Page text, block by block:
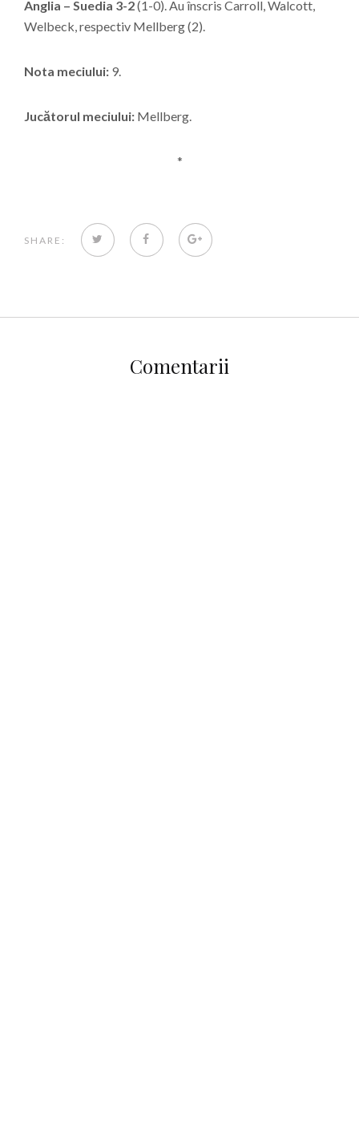
Anglia – Suedia 3-2(1-0). Au înscris Carroll, Walcott,
Welbeck, respectiv Mellberg (2).
Nota meciului: 9.
Jucătorul meciului: Mellberg.
*
SHARE: TWITTERFACEBOOKGOOGLE+
Comentarii